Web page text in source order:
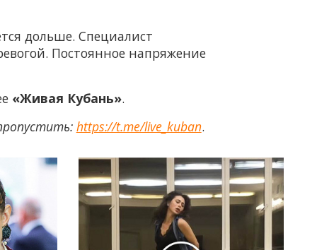
дольше. Специалист
Постоянное напряжение
«Живая Кубань».
https://t.me/live_kuban.